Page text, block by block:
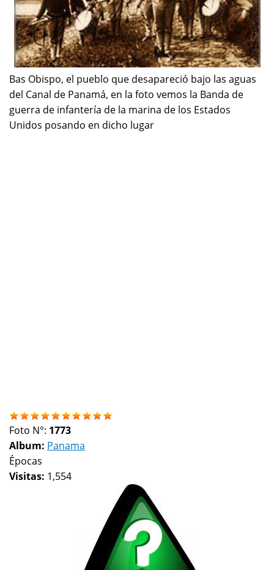
Bas Obispo, el pueblo que desapareció bajo las aguas
del Canal de Panamá, en la foto vemos la Banda de
guerra de infantería de la marina de los Estados
Unidos posando en dicho lugar
Foto N°: 1773
Album: Panama
Épocas
Visitas: 1,554